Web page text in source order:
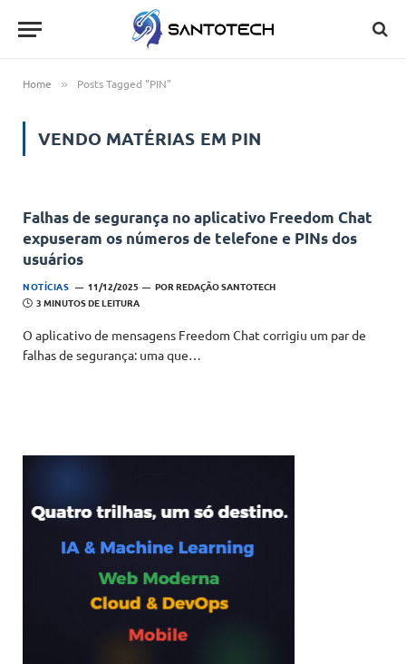
Home » Posts Tagged "PIN"
VENDO MATÉRIAS EM PIN
Falhas de segurança no aplicativo Freedom Chat
expuseram os números de telefone e PINs dos
usuários
NOTÍCIAS 11/12/2025 PORREDAÇÃO SANTOTECH
3 MINUTOS DE LEITURA
O aplicativo de mensagens Freedom Chat corrigiu um par de
falhas de segurança: uma que…